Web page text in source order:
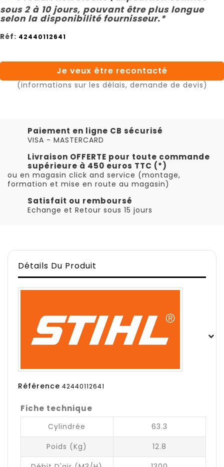
sous 2 à 10 jours, pouvant être plus longue
selon la disponibilité fournisseur.*
Réf: 42440112641
Je veux être recontacté
(informations sur les délais, demande de devis)
Paiement en ligne CB sécurisé
VISA - MASTERCARD
Livraison OFFERTE pour toute commande
supérieure à 450 euros TTC (*)
ou en magasin click and service (montage,
formation et mise en route au magasin)
Satisfait ou remboursé
Echange et Retour sous 15 jours
Détails Du Produit
Référence 42440112641
Fiche technique
Cylindrée
63.3
Poids (kg)
12.8